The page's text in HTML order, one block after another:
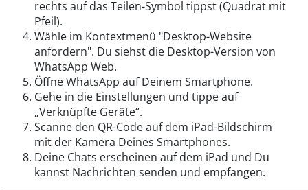
rechts auf das Teilen-Symbol tippst (Quadrat mit
Pfeil).
Wähle im Kontextmenü "Desktop-Website
anfordern". Du siehst die Desktop-Version von
WhatsApp Web.
Öffne WhatsApp auf Deinem Smartphone.
Gehe in die Einstellungen und tippe auf
„Verknüpfte Geräte“.
Scanne den QR-Code auf dem iPad-Bildschirm
mit der Kamera Deines Smartphones.
Deine Chats erscheinen auf dem iPad und Du
kannst Nachrichten senden und empfangen.